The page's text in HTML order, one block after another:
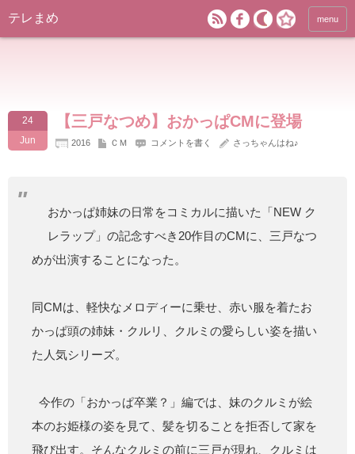
テレまめ menu
24
Jun
【三戸なつめ】おかっぱCMに登場
2016 ＣＭ コメントを書く さっちゃんはね♪
おかっぱ姉妹の日常をコミカルに描いた「NEW ク
レラップ」の記念すべき20作目のCMに、三戸なつ
めが出演することになった。
同CMは、軽快なメロディーに乗せ、赤い服を着たお
かっぱ頭の姉妹・クルリ、クルミの愛らしい姿を描い
た人気シリーズ。
今作の「おかっぱ卒業？」編では、妹のクルミが絵
本のお姫様の姿を見て、髪を切ることを拒否して家を
飛び出す。そんなクルミの前に三戸が現れ、クルミは